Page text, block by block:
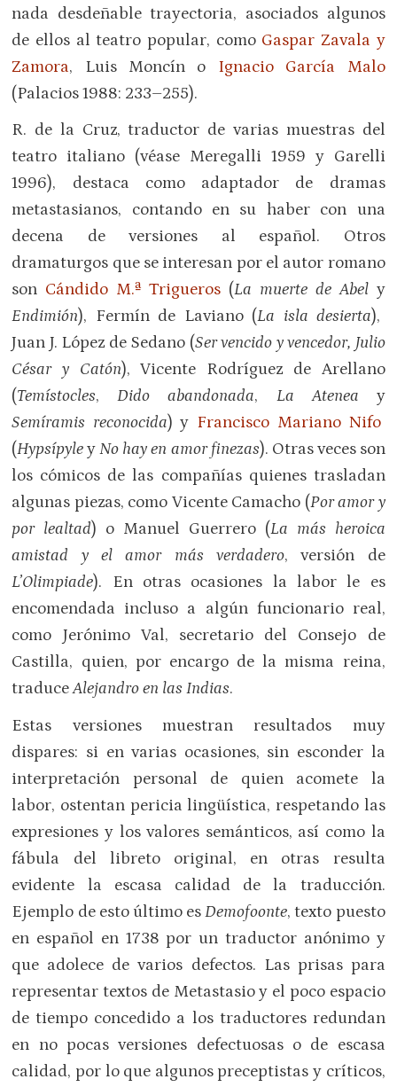
nada desdeñable trayectoria, asociados algunos
de ellos al teatro popular, como Gaspar Zavala y
Zamora, Luis Moncín o Ignacio García Malo
(Palacios 1988: 233–255).
R. de la Cruz, traductor de varias muestras del
teatro italiano (véase Meregalli 1959 y Garelli
1996), destaca como adaptador de dramas
metastasianos, contando en su haber con una
decena de versiones al español. Otros
dramaturgos que se interesan por el autor romano
son Cándido M.ª Trigueros (La muerte de Abely
Endimión), Fermín de Laviano (La isla desierta),
Juan J. López de Sedano (Ser vencido y vencedor, Julio
César y Catón), Vicente Rodríguez de Arellano
(Temístocles, Dido abandonada, La Atenea y
Semíramis reconocida) y Francisco Mariano Nifo
(HypsípyleyNo hay en amor finezas). Otras veces son
los cómicos de las compañías quienes trasladan
algunas piezas, como Vicente Camacho (Por amor y
por lealtad) o Manuel Guerrero (La más heroica
amistad y el amor más verdadero, versión de
L’Olimpiade). En otras ocasiones la labor le es
encomendada incluso a algún funcionario real,
como Jerónimo Val, secretario del Consejo de
Castilla, quien, por encargo de la misma reina,
traduceAlejandro en las Indias.
Estas versiones muestran resultados muy
dispares: si en varias ocasiones, sin esconder la
interpretación personal de quien acomete la
labor, ostentan pericia lingüística, respetando las
expresiones y los valores semánticos, así como la
fábula del libreto original, en otras resulta
evidente la escasa calidad de la traducción.
Ejemplo de esto último esDemofoonte, texto puesto
en español en 1738 por un traductor anónimo y
que adolece de varios defectos. Las prisas para
representar textos de Metastasio y el poco espacio
de tiempo concedido a los traductores redundan
en no pocas versiones defectuosas o de escasa
calidad, por lo que algunos preceptistas y críticos,